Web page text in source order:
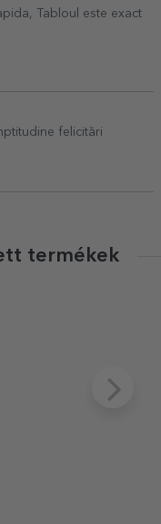
Tabloul este exact
felicitări
termékek